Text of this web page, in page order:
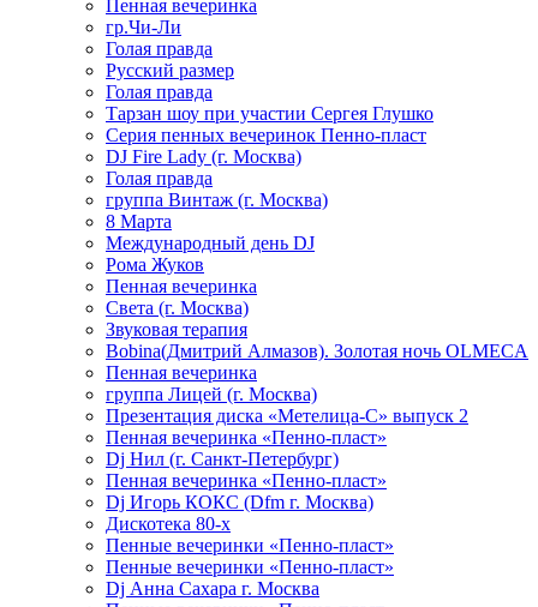
Пенная вечеринка
гр.Чи-Ли
Голая правда
Русский размер
Голая правда
Тарзан шоу при участии Сергея Глушко
Серия пенных вечеринок Пенно-пласт
DJ Fire Lady (г. Москва)
Голая правда
группа Винтаж (г. Москва)
8 Марта
Международный день DJ
Рома Жуков
Пенная вечеринка
Света (г. Москва)
Звуковая терапия
Bobina(Дмитрий Алмазов). Золотая ночь OLMECA
Пенная вечеринка
группа Лицей (г. Москва)
Презентация диска «Метелица-С» выпуск 2
Пенная вечеринка «Пенно-пласт»
Dj Нил (г. Санкт-Петербург)
Пенная вечеринка «Пенно-пласт»
Dj Игорь КОКС (Dfm г. Москва)
Дискотека 80-х
Пенные вечеринки «Пенно-пласт»
Пенные вечеринки «Пенно-пласт»
Dj Анна Сахара г. Москва